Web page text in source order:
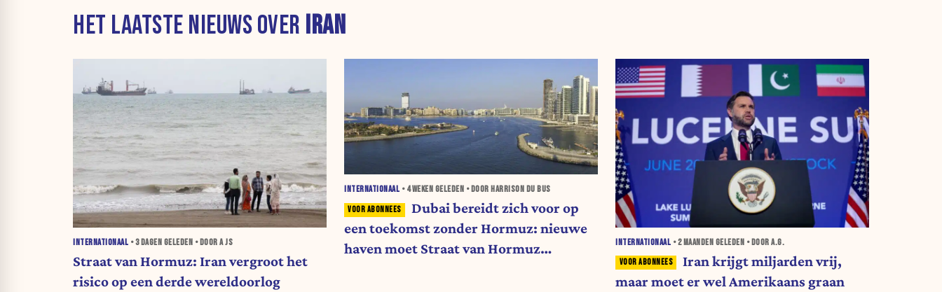
HET LAATSTE NIEUWS OVER IRAN
INTERNATIONAAL •3 DAGEN GELEDEN • DOOR A JS
Straat van Hormuz: Iran vergroot het
risico op een derde wereldoorlog
INTERNATIONAAL • 4 WEKEN GELEDEN • DOOR HARRISON DU BUS
Dubai bereidt zich voor op
een toekomst zonder Hormuz: nieuwe
haven moet Straat van Hormuz
INTERNATIONAAL •2 MAANDEN GELEDEN • DOOR A.G.
Iran krijgt miljarden vrij,
maar moet er wel Amerikaans graan